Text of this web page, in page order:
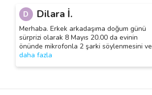
D Dilara İ.
Merhaba. Erkek arkadaşıma doğum günü
sürprizi olarak 8 Mayıs 20.00 da evinin
önünde mikrofonla 2 şarki söylenmesini ve
daha fazla